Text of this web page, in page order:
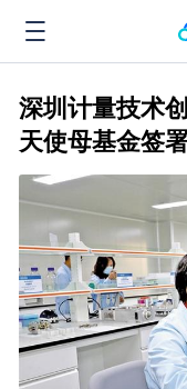
深圳计量技术
天使母基金签